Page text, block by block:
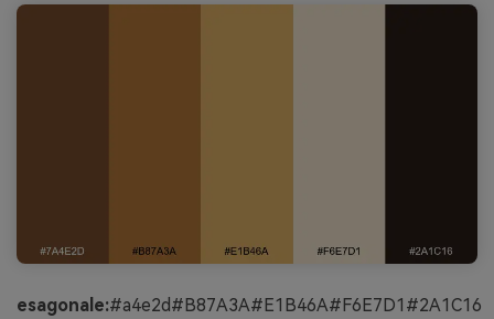
esagonale:#a4e2d#B87A3A#E1B46A#F6E7D1#2A1C16